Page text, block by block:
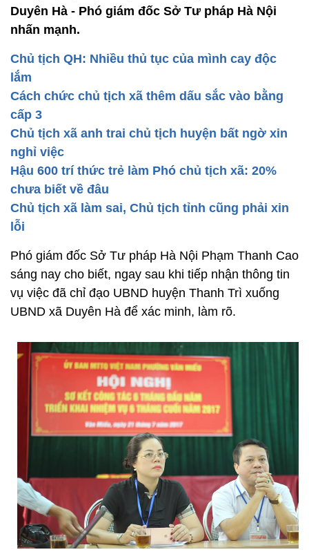
Duyên Hà - Phó giám đốc Sở Tư pháp Hà Nội
nhấn mạnh.
Chủ tịch QH: Nhiều thủ tục của mình cay độc
lắm
Cách chức chủ tịch xã thêm dấu sắc vào bằng
cấp 3
Chủ tịch xã anh trai chủ tịch huyện bất ngờ xin
nghỉ việc
Hậu 600 trí thức trẻ làm Phó chủ tịch xã: 20%
chưa biết về đâu
Chủ tịch xã làm sai, Chủ tịch tỉnh cũng phải xin
lỗi
Phó giám đốc Sở Tư pháp Hà Nội Phạm Thanh Cao
sáng nay cho biết, ngay sau khi tiếp nhận thông tin
vụ việc đã chỉ đạo UBND huyện Thanh Trì xuống
UBND xã Duyên Hà để xác minh, làm rõ.